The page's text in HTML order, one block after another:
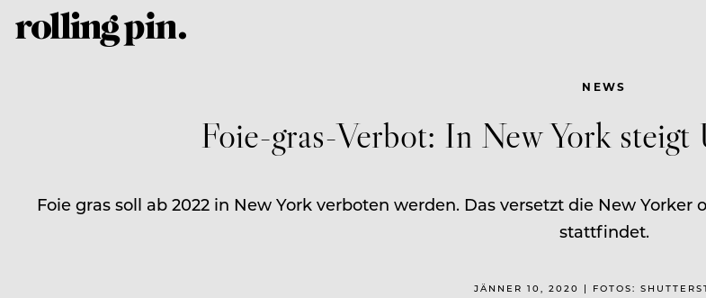
NEWS
Foie-gras-Verbot: In New York
Foie gras soll ab 2022 in New York verboten werden. Das versetzt die New
stattfindet.
JÄNNER 10, 2020 | FOTOS: